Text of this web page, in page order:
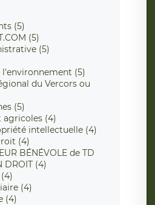
(5)
(5)
(5)
(5)
du Vercors ou
(5)
agricoles (4)
intellectuelle (4)
(4)
BÉNÉVOLE de TD
DROIT (4)
(4)
(4)